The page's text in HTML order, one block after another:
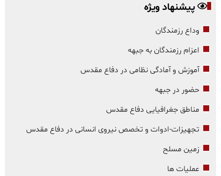
پیشنهاد ویژه
وداع رزمندگان
اعزام رزمندگان به جبهه
آموزش و آمادگی نظامی در دفاع مقدس
حضور در جبهه
مناطق جغرافیایی دفاع مقدس
تجهیزات-ادوات و تخصص نیروی انسانی در دفاع مقدس
زمین مسلح
عملیات ها